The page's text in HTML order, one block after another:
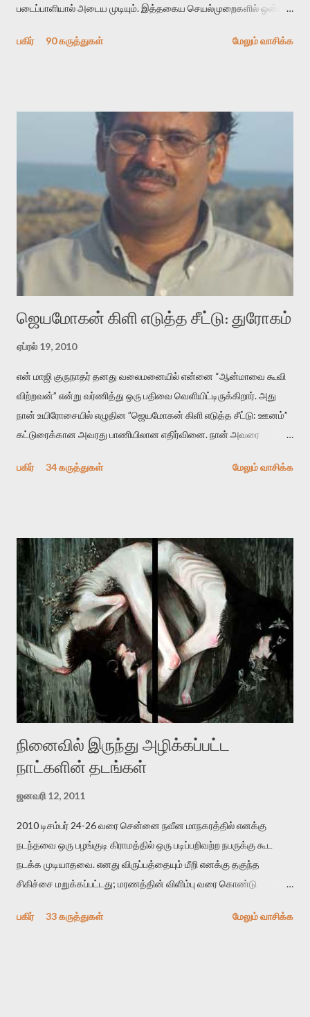
படைப்பாளியால் அடைய முடியும். இத்தகைய செயல்முறைகளில் ஒன்றை
காலத்தில் ஜாலவித்தைக்காரர்கள் வந்து போன பின் அவர்களின்
அதிகமாக்கும். கொல்லாது. ஒரு கனவை மீட்டெடுப்பதன் நோக்கம்
என்னவாக இருக்கும்? கவிதையின் அரூப இயக்கத்தை பொதுவயமாக
வடிக்க முயல்வதும் அதற்கே. கோயில் கருவறையின்
மென்வெளிச்சத்தில் நுண்பேசியின் படக்கருவியை இயக்கி சாத்தி
வைத்து விட்டு இயக்கத்தை அறிவோம். அறிதல் அபச்சாரமில்லை.
பயணப் படிமம் என்பது காக்னிடிவ் பொயடிக்ஸ் எனும் சமகால
விமர்சனத்தின் ஒரு முக்கிய கருவி. இக்கருவியை மனுஷ்யபுத்திரனின்
“காலை வணக்கங்கள்” எனும் ஒரு கவிதையில் சொருகப் போகிறோம்.
முதலில் கருவியை பழகுவோம். அன்றாட மொழியில் ஒன்று ம...
பகிர் 90 கருத்துகள் மேலும் வாசிக்க
ஜெயமோகன் கிளி எடுத்த சீட்டு: துரோகம்
ஏப்ரல் 19, 2010
என் மாஜி குருநாதர் தனது வலைமனையில் என்னை “ஆன்மாவை கூவி
விற்றவன்” என்று வர்ணித்து ஒரு பதிவை வெளியிட்டிருக்கிறார். அது
நான் உயிரோசையில் எழுதின ”ஜெயமோகன் கிளி எடுத்த சீட்டு: ஊனம்”
கட்டுரைக்கான அவரது பாணியிலான எதிர்வினை. நான் அவரை
பதிவை படித்த நண்பர்கள் பலரும் அவருக்காக இரக்கப்பட்டார்கள்.
தனது இணையதளத்திலே தொடர்ந்து பதிவு செய்கிறார். உயிர்மை
இன்னும் சில வருடங்களுக்கு தனக்கு எதிராக எழுத்தாளர்களை ஏவி
விட்டபடி இருக்கும் என்று ஒரு அச்சத்தை வெளிப்படுத்தியபடி
இருக்கிறார். அவர் கடுமையான பாதுகாப்பின்மை மனநிலையில் உள்ளார்.
உயிர்மை அவரை தாக்க உத்தேசித்தாலும் இல்லை என்றாலும்
ஜெயமோகன் அந்த பிரமையால் தொடர்ந்து அச்சுறுத்தலுக்கு உள்ளாகி
உள்ளார். உங்களை பற்றின இந்த தாக்குதல் கூட இதன் வெளிப்பாடு தான்”.
உண்மையே! ராக்கி படத்தில் குத்துச்சண்டை வீரராக வரும் சில்வெஸ்டர்
ஓரிடத்தில் சொல்வார்: ...
பகிர் 34 கருத்துகள் மேலும் வாசிக்க
நினைவில் இருந்து அழிக்கப்பட்ட
நாட்களின் தடங்கள்
ஜனவரி 12, 2011
2010 டிசம்பர் 24-26 வரை சென்னை நவீன மாநகரத்தில் எனக்கு
நடந்தவை ஒரு பழங்குடி கிராமத்தில் ஒரு படிப்பறிவற்ற நபருக்கு கூட
நடக்க முடியாதவை. எனது விருப்பத்தையும் மீறி எனக்கு தகுந்த
சிகிச்சை மறுக்கப்பட்டது; மரணத்தின் விளிம்பு வரை கொண்டு
பகிர்
33 கருத்துகள் மேலும் வாசிக்க